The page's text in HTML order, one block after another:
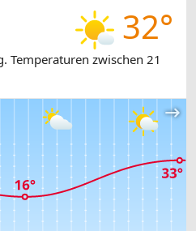
32°
Temperaturen zwischen 21